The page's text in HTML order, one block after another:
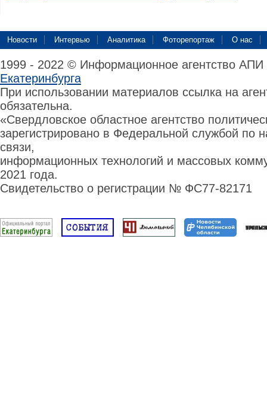
Новости Интервью Аналитика Фоторепортаж О нас
1999 - 2022 © Информационное агентство
Екатеринбурга
При использовании материалов ссылка на
обязательна.
«Свердловское областное агентство
зарегистрировано в Федеральной службой по
связи,
информационных технологий и массовых
2021 года.
Свидетельство о регистрации № ФС77-82171